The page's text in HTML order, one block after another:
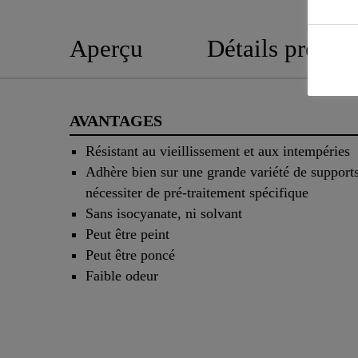
Aperçu Détails produits
AVANTAGES
Résistant au vieillissement et aux intempéries
Adhère bien sur une grande variété de
nécessiter de pré-traitement spécifique
Sans isocyanate, ni solvant
Peut être peint
Peut être poncé
Faible odeur